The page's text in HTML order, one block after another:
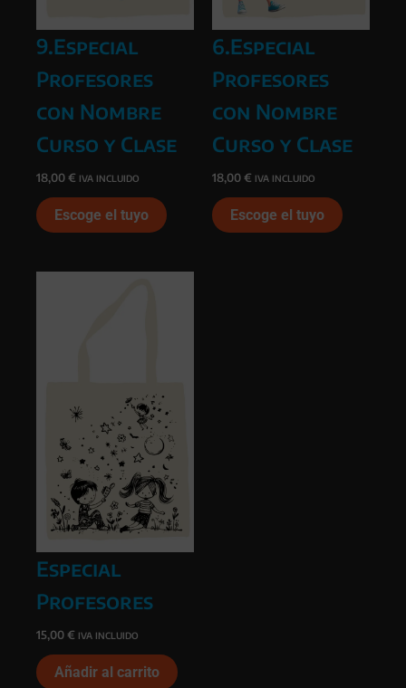
9.Especial
Profesores
con Nombre
Curso y Clase
18,00€ IVA INCLUIDO
Escoge el tuyo
6.Especial
Profesores
con Nombre
Curso y Clase
18,00€ IVA INCLUIDO
Escoge el tuyo
Especial
Profesores
15,00€ IVA INCLUIDO
Añadir al carrito